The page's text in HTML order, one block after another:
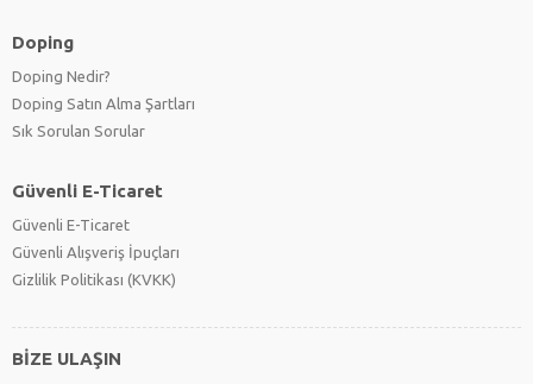
Doping
Doping Nedir?
Doping Satın Alma Şartları
Sık Sorulan Sorular
Güvenli E-Ticaret
Güvenli E-Ticaret
Güvenli Alışveriş İpuçları
Gizlilik Politikası (KVKK)
BİZE ULAŞIN